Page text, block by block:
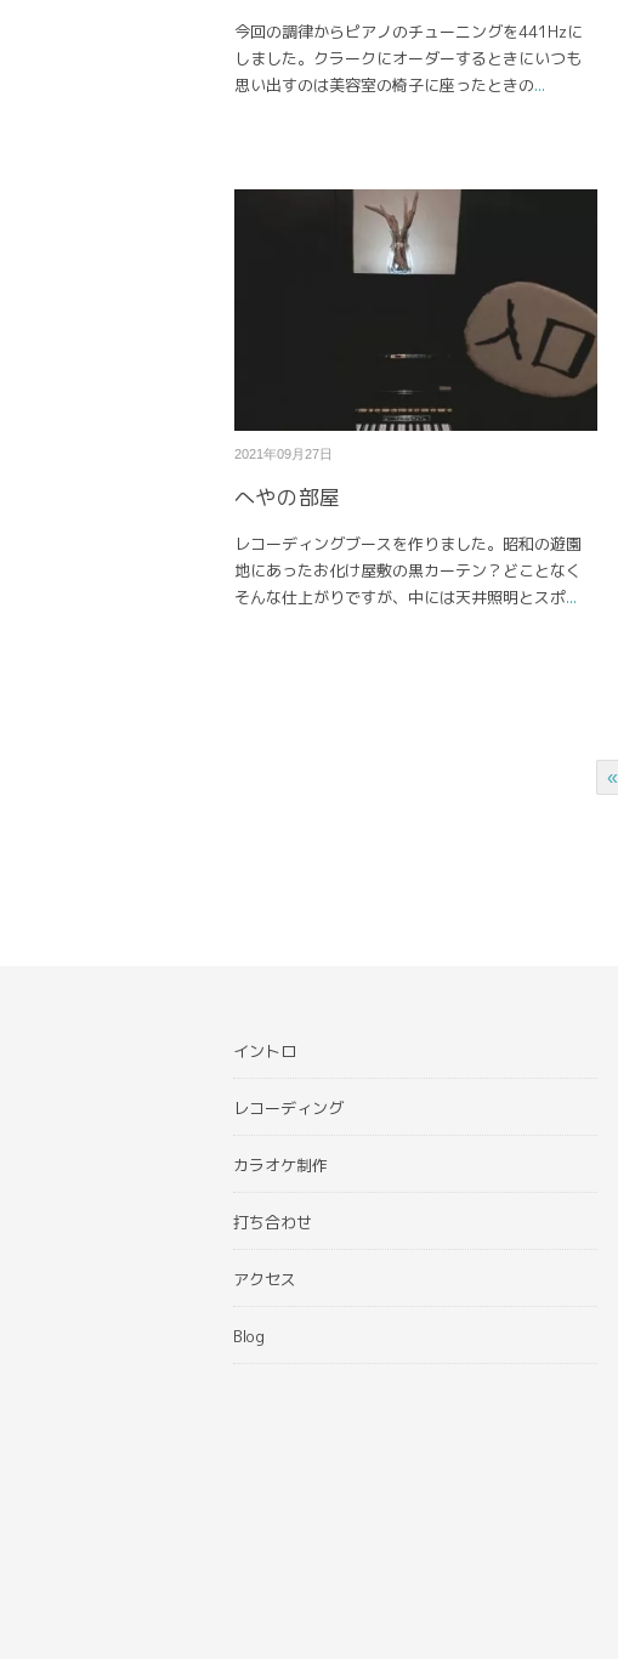
今回の調律からピアノのチューニングを441Hzに
しました。クラークにオーダーするときにいつも
思い出すのは美容室の椅子に座ったときの...
2021年09月27日
へやの部屋
レコーディングブースを作りました。昭和の遊園
地にあったお化け屋敷の黒カーテン？どことなく
そんな仕上がりですが、中には天井照明とスポ...
«
イントロ
レコーディング
カラオケ制作
打ち合わせ
アクセス
Blog